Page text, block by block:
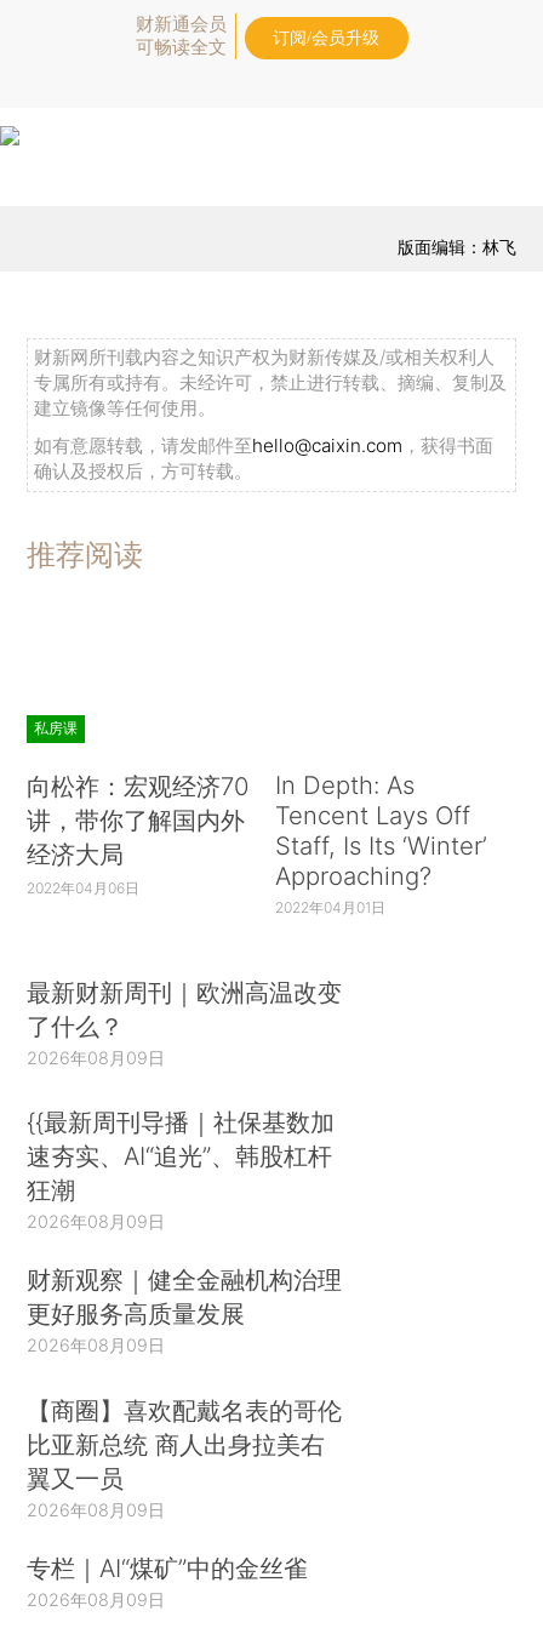
财新通会员
可畅读全文
订阅/会员升级
版面编辑：林飞
财新网所刊载内容之知识产权为财新传媒及/或相关权利人
专属所有或持有。未经许可，禁止进行转载、摘编、复制及
建立镜像等任何使用。
如有意愿转载，请发邮件至hello@caixin.com ，获得书面
确认及授权后，方可转载。
推荐阅读
私房课
向松祚：宏观经济70
讲，带你了解国内外
经济大局
2022年04月06日
In Depth: As
Tencent Lays Off
Staff, Is Its ‘Winter’
Approaching?
2022年04月01日
最新财新周刊｜欧洲高温改变
了什么？
2026年08月09日
{{最新周刊导播｜社保基数加
速夯实、AI“追光”、韩股杠杆
狂潮
2026年08月09日
财新观察｜健全金融机构治理
更好服务高质量发展
2026年08月09日
【商圈】喜欢配戴名表的哥伦
比亚新总统 商人出身拉美右
翼又一员
2026年08月09日
专栏｜AI“煤矿”中的金丝雀
2026年08月09日